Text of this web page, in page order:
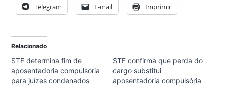
Telegram E-mail Imprimir
Relacionado
STF determina fim de
aposentadoria compulsória
para juízes condenados
STF confirma que perda do
cargo substitui
aposentadoria compulsória